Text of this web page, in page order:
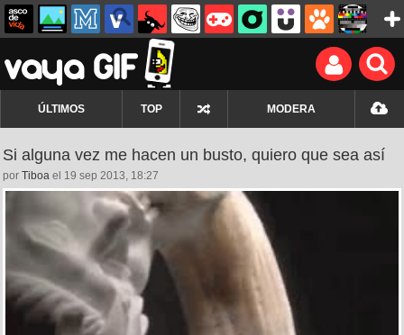
ÚLTIMOS TOP MODERA
Si alguna vez me hacen un busto, quiero que sea así
por Tiboa el 19 sep 2013, 18:27